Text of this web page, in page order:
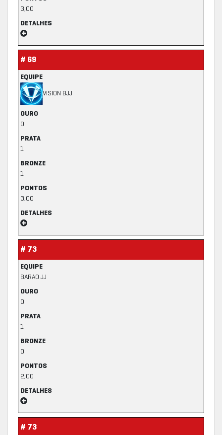
3,00
DETALHES
# 69
EQUIPE
VISION BJJ
OURO
0
PRATA
1
BRONZE
1
PONTOS
3,00
DETALHES
# 73
EQUIPE
BARAO JJ
OURO
0
PRATA
1
BRONZE
0
PONTOS
2,00
DETALHES
# 73